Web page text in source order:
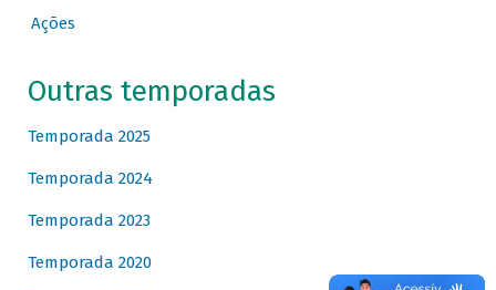
Ações
Outras temporadas
Temporada 2025
Temporada 2024
Temporada 2023
Temporada 2020